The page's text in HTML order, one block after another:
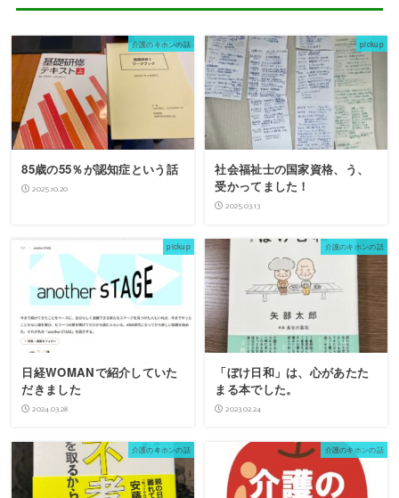
介護のキホンの話
85歳の55％が認知症という話
2025.10.20
pickup
社会福祉士の国家資格、う、
受かってました！
2025.03.13
pickup
日経WOMANで紹介していた
だきました
2024.03.28
介護のキホンの話
「ぼけ日和」は、心があたた
まる本でした。
2023.02.24
介護のキホンの話 介護のキホンの話